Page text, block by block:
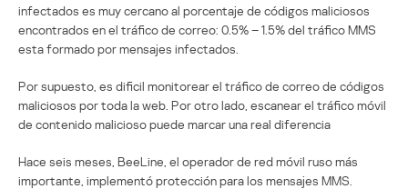
infectados es muy cercano al porcentaje de códigos maliciosos
encontrados en el tráfico de correo: 0.5% – 1.5% del tráfico MMS
esta formado por mensajes infectados.
Por supuesto, es dificil monitorear el tráfico de correo de códigos
maliciosos por toda la web. Por otro lado, escanear el tráfico móvil
de contenido malicioso puede marcar una real diferencia
Hace seis meses, BeeLine, el operador de red móvil ruso más
importante, implementó protección para los mensajes MMS.